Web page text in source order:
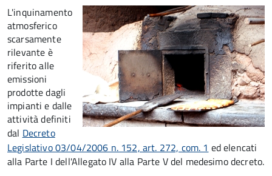
L'inquinamento
atmosferico
scarsamente
rilevante è
riferito alle
emissioni
prodotte dagli
impianti e dalle
attività definiti
dal Decreto
Legislativo 03/04/2006 n. 152, art. 272, com. 1 ed elencati
alla Parte I dell'Allegato IV alla Parte V del medesimo decreto.